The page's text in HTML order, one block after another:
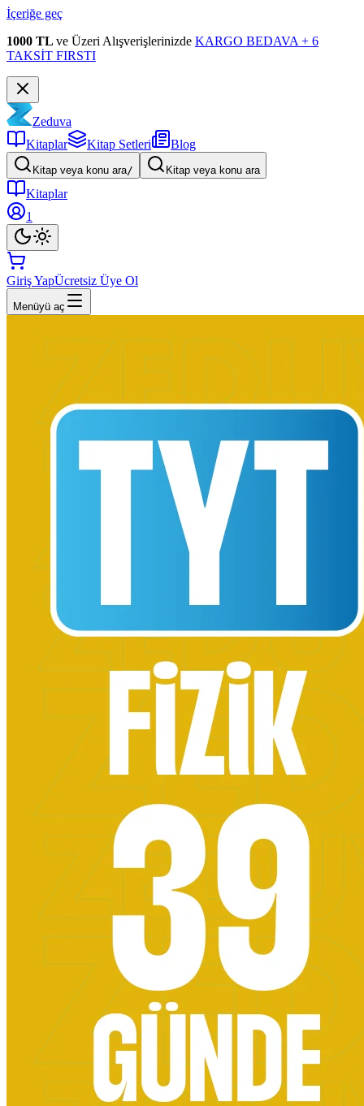
İçeriğe geç
1000 TL ve Üzeri Alışverişlerinizde KARGO BEDAVA + 6
TAKSİT FIRSTI
Zeduva
Kitaplar
Kitap Setleri Blog
Kitap veya konu ara/ Kitap veya konu ara
Kitaplar
1
Giriş YapÜcretsiz Üye Ol
Menüyü aç